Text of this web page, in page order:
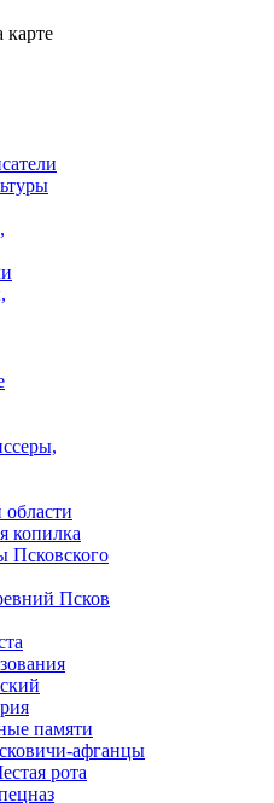
карте
копилка
Псковского
Псков
памяти
афганцы
рота